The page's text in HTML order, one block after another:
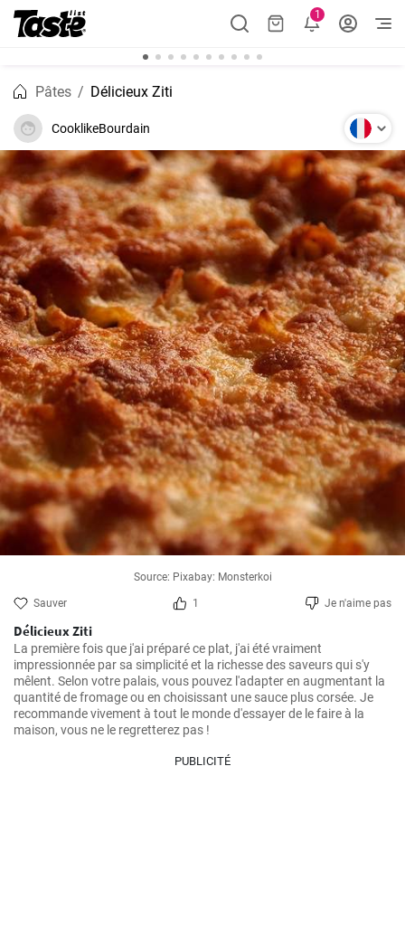
1
Pâtes Délicieux Ziti
CooklikeBourdain
Source: Pixabay: Monsterkoi
Sauver 1 Je n'aime pas
Délicieux Ziti
La première fois que j'ai préparé ce plat, j'ai été vraiment
impressionnée par sa simplicité et la richesse des saveurs qui s'y
mêlent. Selon votre palais, vous pouvez l'adapter en augmentant la
quantité de fromage ou en choisissant une sauce plus corsée. Je
recommande vivement à tout le monde d'essayer de le faire à la
maison, vous ne le regretterez pas !
PUBLICITÉ